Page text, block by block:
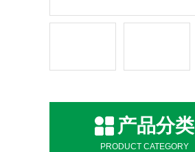
产品分类
PRODUCT CATEGORY